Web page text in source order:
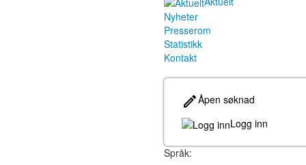
Nyheter
Presserom
Statistikk
Kontakt
Åpen søknad
Logg inn
Språk: